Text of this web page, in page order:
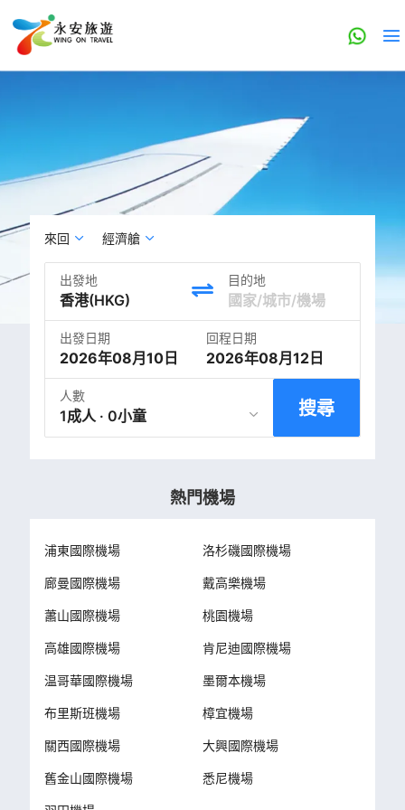
來回 經濟艙
出發地 目的地
出發日期
2026年08月10日
回程日期
2026年08月12日
人數
1成人 · 0小童 搜尋
熱門機場
浦東國際機場 洛杉磯國際機場
廊曼國際機場 戴高樂機場
蕭山國際機場 桃園機場
高雄國際機場 肯尼迪國際機場
温哥華國際機場 墨爾本機場
布里斯班機場 樟宜機場
關西國際機場 大興國際機場
舊金山國際機場 悉尼機場